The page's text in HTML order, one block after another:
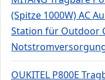
(Spitze 1000W) AC
Station für Outdoor
OUKITEL P800E